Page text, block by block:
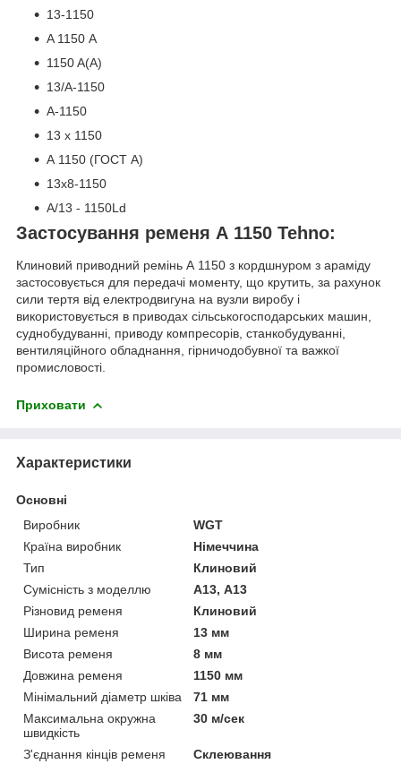
13-1150
A 1150 А
1150 A(А)
13/А-1150
А-1150
13 x 1150
A 1150 (ГОСТ А)
13х8-1150
A/13 - 1150Ld
Застосування ременя А 1150 Tehno:
Клиновий приводний ремінь А 1150 з кордшнуром з араміду
застосовується для передачі моменту, що крутить, за рахунок
сили тертя від електродвигуна на вузли виробу і
використовується в приводах сільськогосподарських машин,
суднобудуванні, приводу компресорів, станкобудуванні,
вентиляційного обладнання, гірничодобувної та важкої
промисловості.
Приховати
Характеристики
Основні
Виробник
WGT
Країна виробник
Німеччина
Тип
Клиновий
Сумісність з моделлю
А13, A13
Різновид ременя
Клиновий
Ширина ременя
13 мм
Висота ременя
8 мм
Довжина ременя
1150 мм
Мінімальний діаметр шківа
71 мм
Максимальна окружна
швидкість
30 м/сек
З'єднання кінців ременя
Склеювання